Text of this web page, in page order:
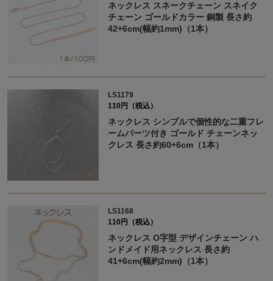
ネックレス スネークチェーン スネイク
チェーン ゴールドカラー 銅製 長さ約
42+6cm(幅約1mm)（1本）
LS1179
110円（税込）
ネックレス シンプルで個性的な二重フレ
ームパーツ付き ゴールド チェーンネッ
クレス 長さ約60+6cm（1本）
LS1168
110円（税込）
ネックレス O字型 デザインチェーン ハ
ンドメイド用ネックレス 長さ約
41+6cm(幅約2mm)（1本）